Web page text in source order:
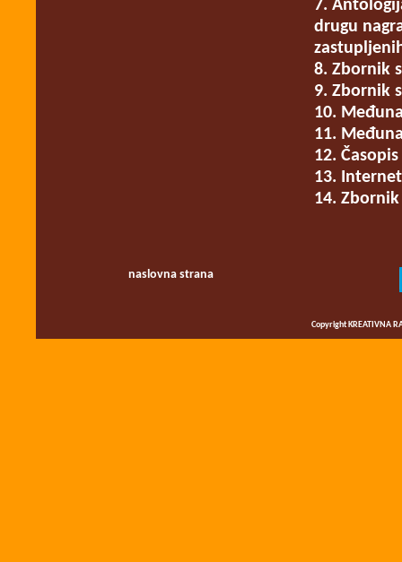
7.
drugu
8. Zbornik
9. Zbornik
10.
11.
12.
13.
14.
naslovna strana
Copyright KREATIVNA